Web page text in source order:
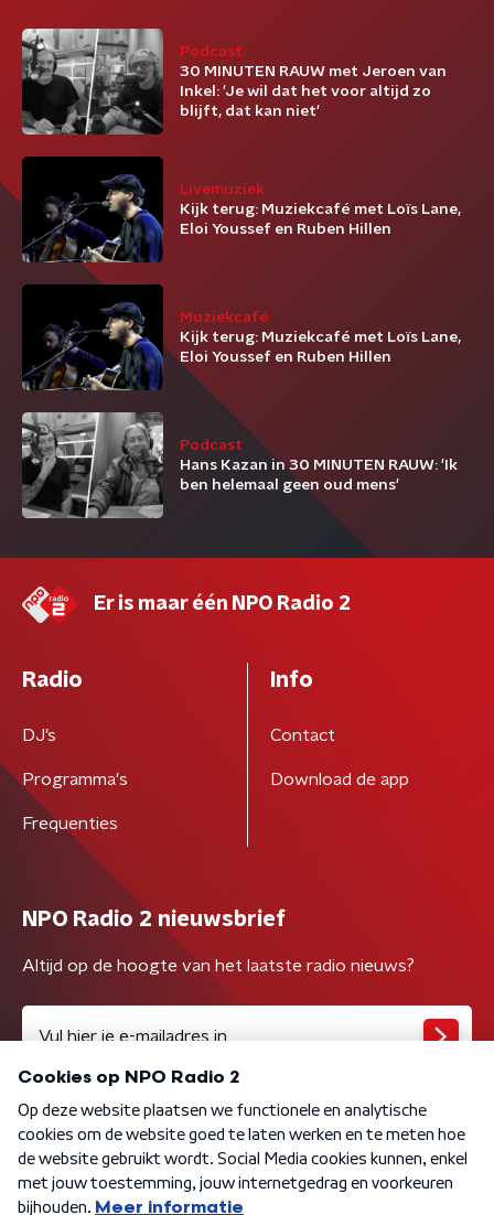
Podcast
30 MINUTEN RAUW met Jeroen van
Inkel: 'Je wil dat het voor altijd zo
blijft, dat kan niet'
Livemuziek
Kijk terug: Muziekcafé met Loïs Lane,
Eloi Youssef en Ruben Hillen
Muziekcafé
Kijk terug: Muziekcafé met Loïs Lane,
Eloi Youssef en Ruben Hillen
Podcast
Hans Kazan in 30 MINUTEN RAUW: 'Ik
ben helemaal geen oud mens'
Er is maar één NPO Radio 2
Radio
DJ’s
Programma's
Frequenties
Info
Contact
Download de app
NPO Radio 2 nieuwsbrief
Altijd op de hoogte van het laatste radio nieuws?
Algemene voorwaarden